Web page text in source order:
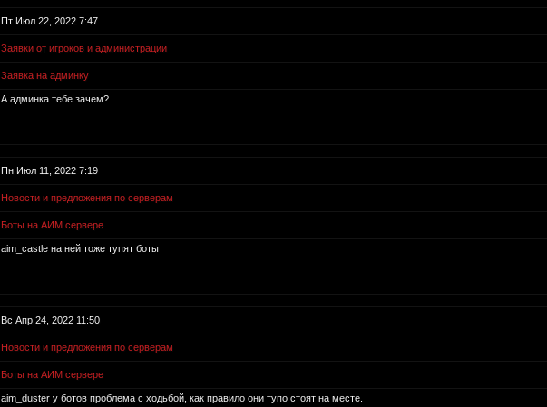
Пт Июл 22, 2022 7:47
Заявки от игроков и администрации
Заявка на админку
А админка тебе зачем?
Пн Июл 11, 2022 7:19
Новости и предложения по серверам
Боты на АИМ сервере
aim_castle на ней тоже тупят боты
Вс Апр 24, 2022 11:50
Новости и предложения по серверам
Боты на АИМ сервере
aim_duster у ботов проблема с ходьбой, как правило они тупо стоят на месте.